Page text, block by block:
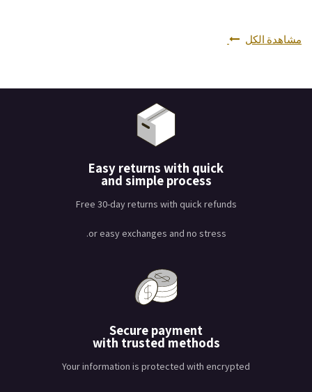
مشاهدة الكل
Easy returns with quick
and simple process
Free 30-day returns with quick refunds
or easy exchanges and no stress.
Secure payment
with trusted methods
Your information is protected with encrypted